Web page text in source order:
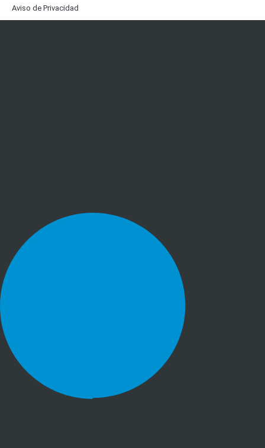
Aviso de Privacidad